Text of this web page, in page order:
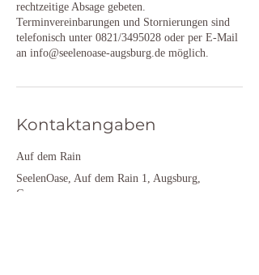
rechtzeitige Absage gebeten.
Terminvereinbarungen und Stornierungen sind
telefonisch unter 0821/3495028 oder per E-Mail
an info@seelenoase-augsburg.de möglich.
Kontaktangaben
Auf dem Rain
SeelenOase, Auf dem Rain 1, Augsburg,
Germany